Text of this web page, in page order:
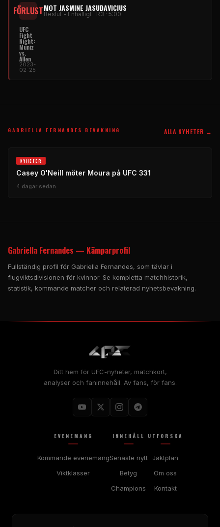
FÖRLUSTMOT JASMINE JASUDAVICIUS
Beslut - Enhälligt · R3 · 5:00
UFC
Fight
Night:
Muniz
vs.
Allen
2023-
02-25
GABRIELLA FERNANDES BEVAKNING ALLA NYHETER →
NYHETER
Casey O'Neill möter Moura på UFC 331
4 dagar sedan
Gabriella Fernandes — Kämparprofil
Fullständig profil för Gabriella Fernandes, som tävlar i
flugviktsdivisionen för kvinnor. Se kompletta matchhistorik,
statistik, kommande matcher och relaterad nyhetsbevakning.
Ditt hem för UFC-nyheter, matchkort,
analyser och faninnehåll. Av fans, för fans.
EVENEMANG
Kommande evenemang
Viktklasser
INNEHÅLL
Senaste nytt
Betyg
Champions
UTFORSKA
Jaktplan
Om oss
Kontakt